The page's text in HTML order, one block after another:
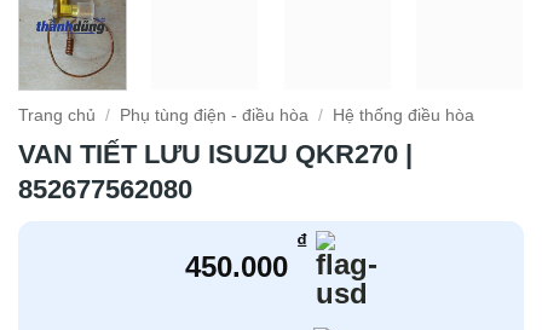
Trang chủ / Phụ tùng điện - điều hòa / Hệ thống điều hòa
VAN TIẾT LƯU ISUZU QKR270 |
852677562080
450.000
₫